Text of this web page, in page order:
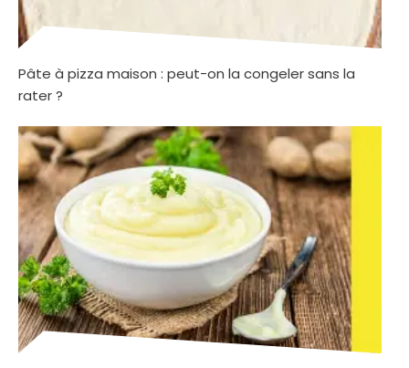
Pâte à pizza maison : peut-on la congeler sans la
rater ?